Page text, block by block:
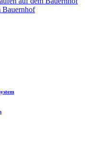
Bauernhof